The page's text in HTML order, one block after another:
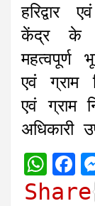
केंद्र के
महत्वपूर्ण
एवं ग्राम
एवं ग्राम
अधिकारी
W
h
F
a
Share